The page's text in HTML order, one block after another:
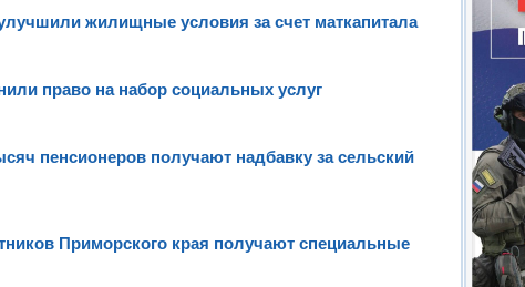
жилищные условия за счет маткапитала
право на набор социальных услуг
пенсионеров получают надбавку за сельский
Приморского края получают специальные